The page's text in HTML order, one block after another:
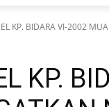
KP. BIDARA VI-2002
KP.